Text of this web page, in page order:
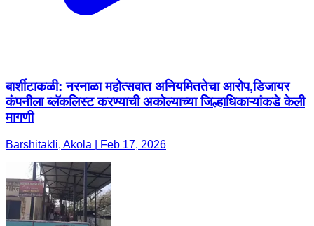
बार्शीटाकळी: नरनाळा महोत्सवात अनियमिततेचा आरोप,डिजायर
कंपनीला ब्लॅकलिस्ट करण्याची अकोल्याच्या जिल्हाधिकाऱ्यांकडे केली
मागणी
Barshitakli, Akola | Feb 17, 2026